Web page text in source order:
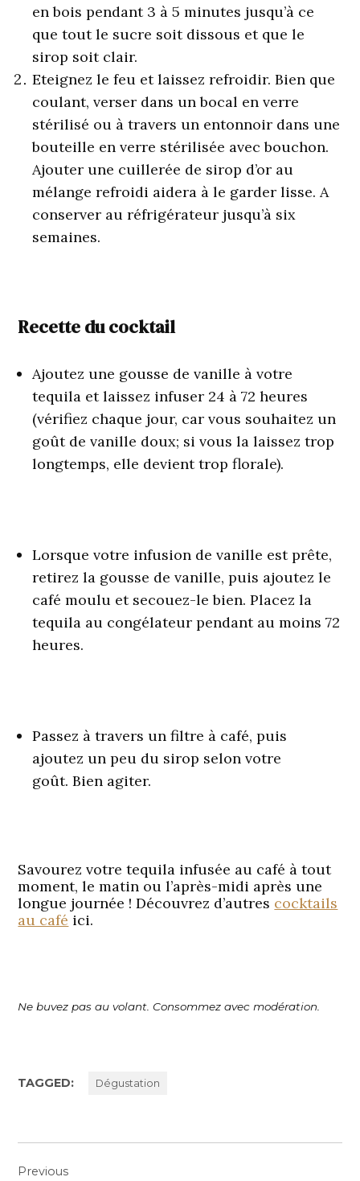
en bois pendant 3 à 5 minutes jusqu’à ce
que tout le sucre soit dissous et que le
sirop soit clair.
Eteignez le feu et laissez refroidir. Bien que
coulant, verser dans un bocal en verre
stérilisé ou à travers un entonnoir dans une
bouteille en verre stérilisée avec bouchon.
Ajouter une cuillerée de sirop d’or au
mélange refroidi aidera à le garder lisse. A
conserver au réfrigérateur jusqu’à six
semaines.
Recette du cocktail
Ajoutez une gousse de vanille à votre
tequila et laissez infuser 24 à 72 heures
(vérifiez chaque jour, car vous souhaitez un
goût de vanille doux; si vous la laissez trop
longtemps, elle devient trop florale).
Lorsque votre infusion de vanille est prête,
retirez la gousse de vanille, puis ajoutez le
café moulu et secouez-le bien. Placez la
tequila au congélateur pendant au moins 72
heures.
Passez à travers un filtre à café, puis
ajoutez un peu du sirop selon votre
goût. Bien agiter.
Savourez votre tequila infusée au café à tout
moment, le matin ou l’après-midi après une
longue journée ! Découvrez d’autres cocktails
au café ici.
Ne buvez pas au volant. Consommez avec modération.
TAGGED: Dégustation
Previous